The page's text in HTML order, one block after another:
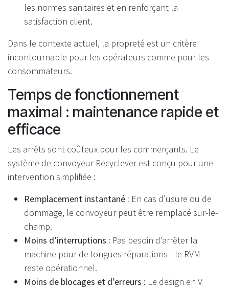
les normes sanitaires et en renforçant la
satisfaction client.
Dans le contexte actuel, la propreté est un critère
incontournable pour les opérateurs comme pour les
consommateurs.
Temps de fonctionnement
maximal : maintenance rapide et
efficace
Les arrêts sont coûteux pour les commerçants. Le
système de convoyeur Recyclever est conçu pour une
intervention simplifiée :
Remplacement instantané : En cas d’usure ou de
dommage, le convoyeur peut être remplacé sur-le-
champ.
Moins d’interruptions : Pas besoin d’arrêter la
machine pour de longues réparations—le RVM
reste opérationnel.
Moins de blocages et d’erreurs : Le design en V